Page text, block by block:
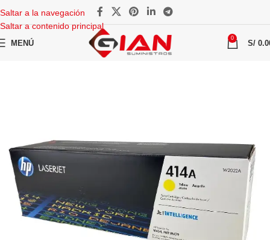
Saltar a la navegación
Saltar a contenido principal
MENÚ
0
S/